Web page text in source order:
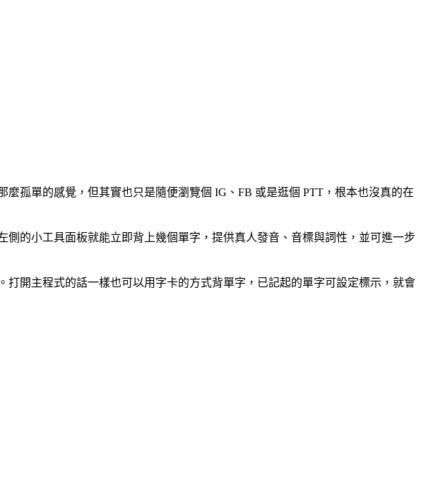
孤單的感覺，但其實也只是隨便瀏覽個 IG、FB 或是逛個 PTT，根本也沒真的在
的小工具面板就能立即背上幾個單字，提供真人發音、音標與詞性，並可進一步
開主程式的話一樣也可以用字卡的方式背單字，已記起的單字可設定標示，就會